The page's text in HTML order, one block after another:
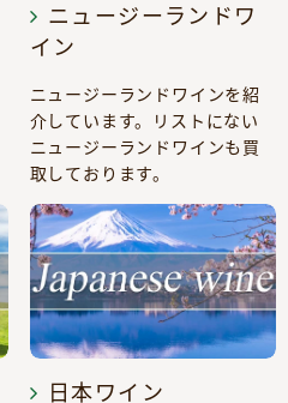
ニュージーランドワ
イン
ニュージーランドワインを紹
介しています。リストにない
ニュージーランドワインも買
取しております。
日本ワイン